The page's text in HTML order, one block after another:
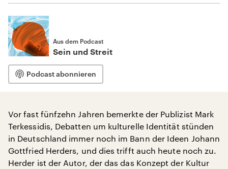
Aus dem Podcast
Sein und Streit
Podcast abonnieren
Vor fast fünfzehn Jahren bemerkte der Publizist Mark
Terkessidis, Debatten um kulturelle Identität stünden
in Deutschland immer noch im Bann der Ideen Johann
Gottfried Herders, und dies trifft auch heute noch zu.
Herder ist der Autor, der das das Konzept der Kultur